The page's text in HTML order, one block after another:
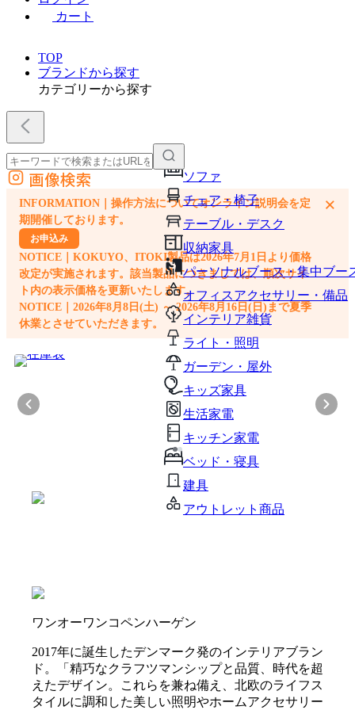
カート
TOP
ブランドから探す
カテゴリーから探す
ソファ
チェア・椅子
テーブル・デスク
収納家具
パーソナルブース・集中ブー
オフィスアクセサリー・備品
インテリア雑貨
ライト・照明
ガーデン・屋外
キッズ家具
生活家電
キッチン家電
ベッド・寝具
建具
アウトレット商品
外部サイトの商品をカートに追加
他のサイトで見つけた商品ページのURLを貼り付けて、カートに追加できます
画像検索
INFORMATION｜操作方法についてオンライン説明会を定
期開催しております。
お申込み
NOTICE｜KOKUYO、ITOKI製品は2026年7月1日より価格
改定が実施されます。該当製品につきましては、順次サイ
ト内の表示価格を更新いたします。
NOTICE｜2026年8月8日(土) ～ 2026年8月16日(日)まで夏季
休業とさせていただきます。
×
ワンオーワンコペンハーゲン
2017年に誕生したデンマーク発のインテリアブラン
ド。「精巧なクラフツマンシップと品質、時代を超
えたデザイン。これらを兼ね備え、北欧のライフス
タイルに調和した美しい照明やホームアクセサリー